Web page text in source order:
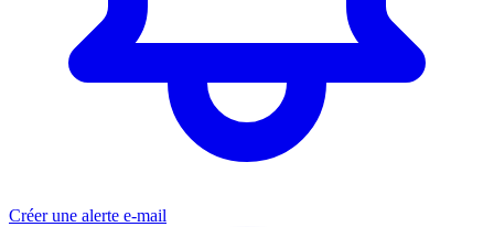
Créer une alerte e-mail